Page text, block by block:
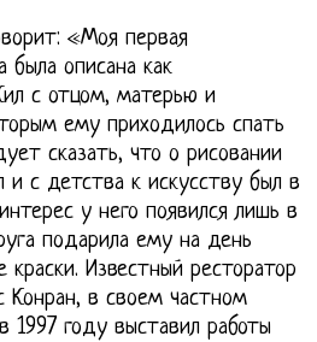
«Моя первая
была описана как
с отцом, матерью и
ему приходилось спать
сказать, что о рисовании
с детства к искусству был в
у него появился лишь в
подарила ему на день
Известный ресторатор
Конран, в своем частном
1997 году выставил работы